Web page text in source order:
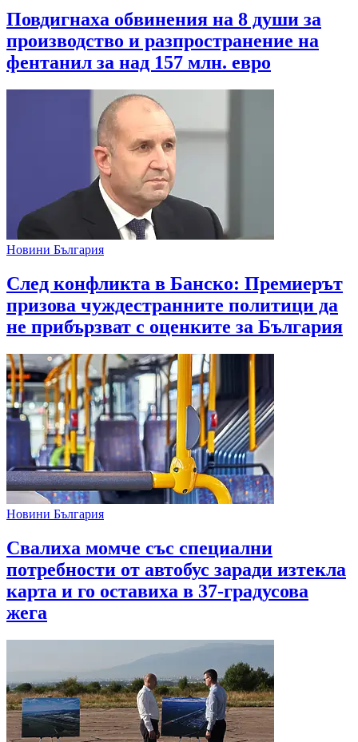
Повдигнаха обвинения на 8 души за
производство и разпространение на
фентанил за над 157 млн. евро
Новини България
След конфликта в Банско: Премиерът
призова чуждестранните политици да
не прибързват с оценките за България
Новини България
Свалиха момче със специални
потребности от автобус заради изтекла
карта и го оставиха в 37-градусова
жега